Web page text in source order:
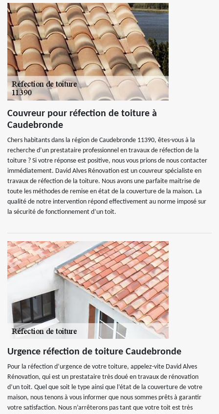
Couvreur pour réfection de toiture à
Caudebronde
Chers habitants dans la région de Caudebronde 11390, êtes-vous à la
recherche d’un prestataire professionnel en travaux de réfection de la
toiture ? Si votre réponse est positive, nous vous prions de nous contacter
immédiatement. David Alves Rénovation est un couvreur spécialiste en
travaux de réfection de la toiture. Nous avons une parfaite maitrise de
toute les méthodes de remise en état de la couverture de la maison. La
qualité de notre intervention répond effectivement au norme imposé sur
la sécurité de fonctionnement d’un toit.
Urgence réfection de toiture Caudebronde
Pour la réfection d’urgence de votre toiture, appelez-vite David Alves
Rénovation, qui est un prestataire très doué en travaux de rénovation
d’un toit. Quel que soit le type ainsi que l’état de la couverture de votre
maison, nous tenons à vous informer que nous sommes prêts à garantir
votre satisfaction. Nous n’arrêterons pas tant que votre toit est très